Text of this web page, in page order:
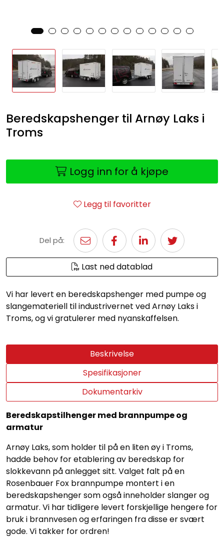
Beredskapshenger til Arnøy Laks i
Troms
Logg inn for å kjøpe
Legg til favoritter
Del på:
Last ned datablad
Vi har levert en beredskapshenger med pumpe og
slangemateriell til industrivernet ved Arnøy Laks i
Troms, og vi gratulerer med nyanskaffelsen.
Beskrivelse
Spesifikasjoner
Dokumentarkiv
Beredskapstilhenger med brannpumpe og
armatur
Arnøy Laks, som holder til på en liten øy i Troms,
hadde behov for etablering av beredskap for
slokkevann på anlegget sitt. Valget falt på en
Rosenbauer Fox brannpumpe montert i en
beredskapshenger som også inneholder slanger og
armatur. Vi har tidligere levert forskjellige hengere for
bruk i brannvesen og erfaringen fra disse er svært
gode. Vi takker for ordren!